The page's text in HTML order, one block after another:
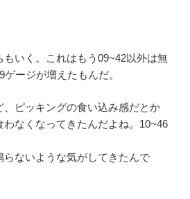
もいく。これはもう09~42以外は無
ージが増えたもんだ。
ピッキングの食い込み感だとか
なくなってきたんだよね。10~46
ないような気がしてきたんで